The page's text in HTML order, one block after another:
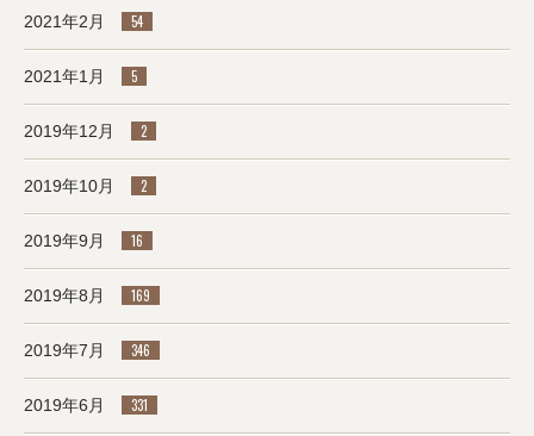
2021年2月 54
2021年1月 5
2019年12月 2
2019年10月 2
2019年9月 16
2019年8月 169
2019年7月 346
2019年6月 331